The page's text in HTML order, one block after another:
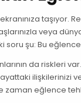
taşıyor.
veya
soru şu: Bu
da riskleri
ilişkilerinizi
zaman eğlence